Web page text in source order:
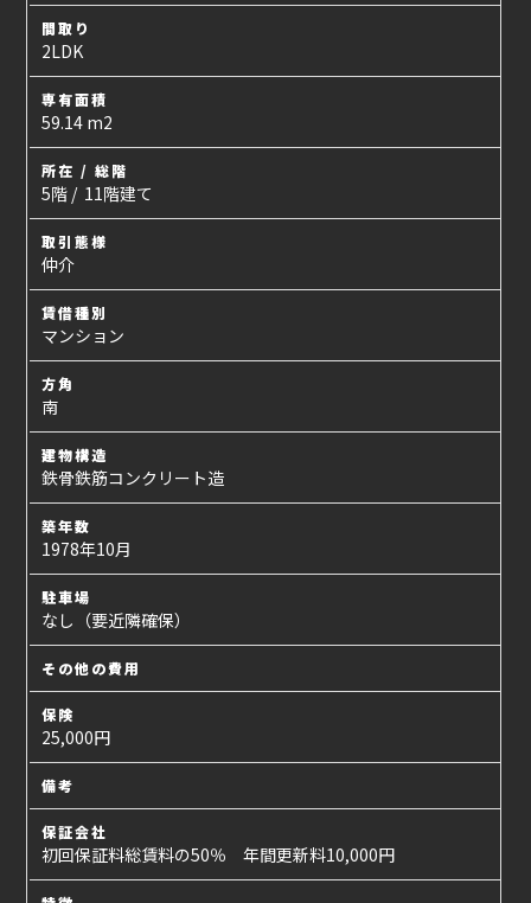
間取り
2LDK
専有面積
59.14 m2
所在 / 総階
5階 / 11階建て
取引態様
仲介
賃借種別
マンション
方角
南
建物構造
鉄骨鉄筋コンクリート造
築年数
1978年10月
駐車場
なし（要近隣確保）
その他の費用
保険
25,000円
備考
保証会社
初回保証料総賃料の50％ 年間更新料10,000円